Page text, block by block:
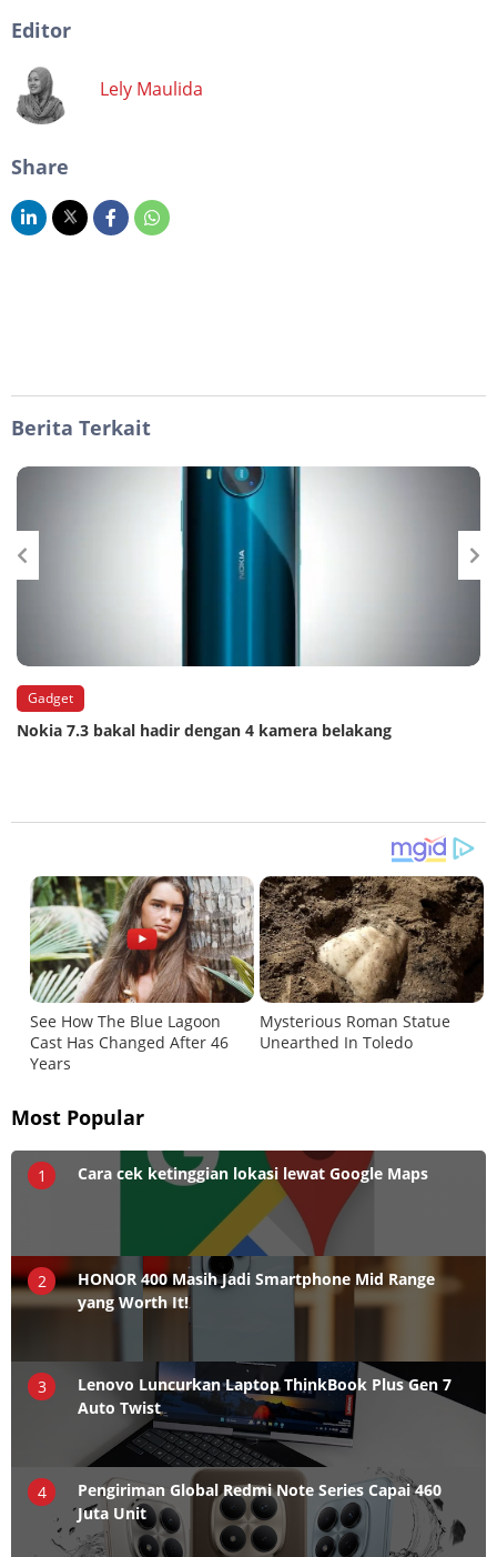
Editor
Lely Maulida
Share
Berita Terkait
Gadget
Nokia 7.3 bakal hadir dengan 4 kamera belakang
Most Popular
1 Cara cek ketinggian lokasi lewat Google Maps
2
HONOR 400 Masih Jadi Smartphone Mid Range
yang Worth It!
3
Lenovo Luncurkan Laptop ThinkBook Plus Gen 7
Auto Twist
4
Pengiriman Global Redmi Note Series Capai 460
Juta Unit